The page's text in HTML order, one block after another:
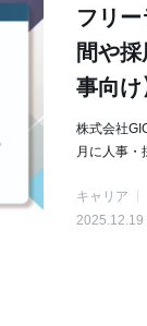
フリ
間や
事向け
株式会社
月に人事・
キャリア
2025.12.19